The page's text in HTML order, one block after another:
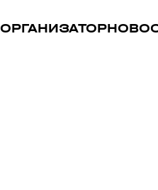
ОРГАНИЗАТОР